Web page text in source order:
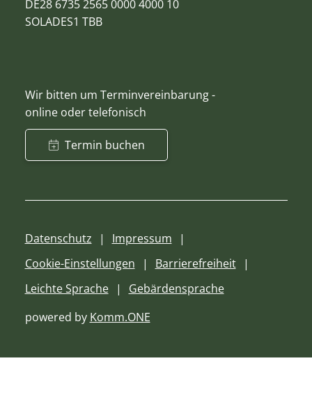
DE28 6735 2565 0000 4000 10
SOLADES1 TBB
Wir bitten um Terminvereinbarung -
online oder telefonisch
Termin buchen
Datenschutz
Impressum
Cookie-Einstellungen
Barrierefreiheit
Leichte Sprache
Gebärdensprache
powered by Komm.ONE